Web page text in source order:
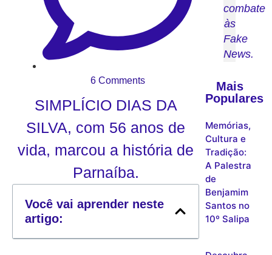
6 Comments
SIMPLÍCIO DIAS DA
SILVA, com 56 anos de
vida, marcou a história de
Parnaíba.
Você vai aprender neste
artigo:
combate
às
Fake
News.
Mais
Populares
Memórias,
Cultura e
Tradição:
A Palestra
de
Benjamim
Santos no
10º Salipa